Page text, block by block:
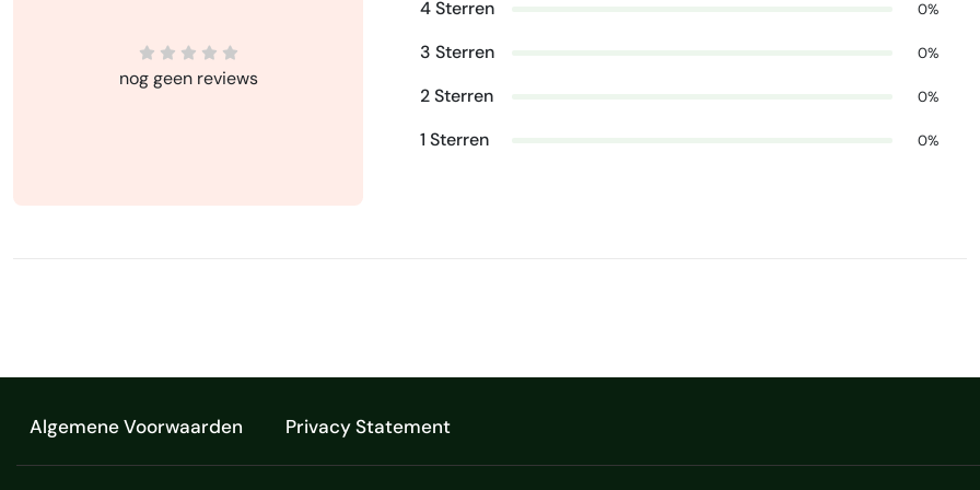
nog geen reviews
4 Sterren 0%
3 Sterren 0%
2 Sterren 0%
1 Sterren 0%
Algemene Voorwaarden Privacy Statement